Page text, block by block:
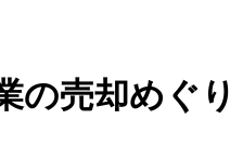
の売却めぐり